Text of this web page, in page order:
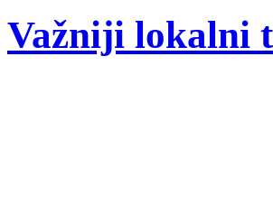
Važniji lokalni